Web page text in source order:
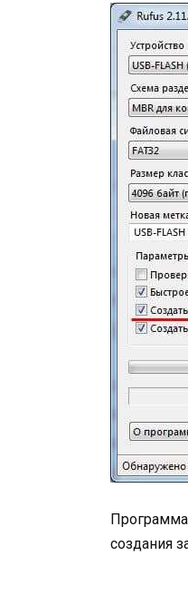
создания